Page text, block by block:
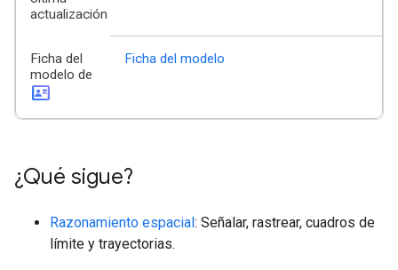
actualización
Ficha del
modelo de
id_card
Ficha del modelo
¿Qué sigue?
Razonamiento espacial: Señalar, rastrear, cuadros de
límite y trayectorias.